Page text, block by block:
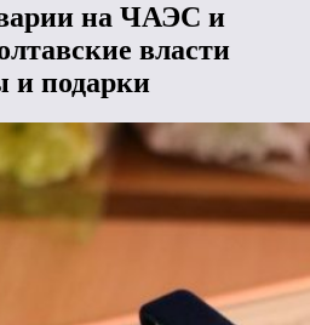
на ЧАЭС и
власти
и подарки